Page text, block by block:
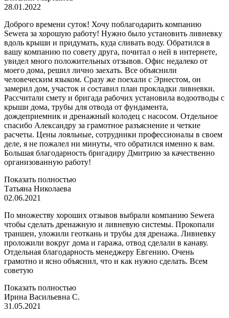
28.01.2022
Доброго времени суток! Хочу поблагодарить компанию
Sewera за хорошую работу! Нужно было установить ливневку
вдоль крыши и придумать, куда сливать воду. Обратился в
вашу компанию по совету друга, почитал о ней в интернете,
увидел много положительных отзывов. Офис недалеко от
моего дома, решил лично заехать. Все объяснили
человеческим языком. Сразу же поехали с Эрнестом, он
замерил дом, участок и составил план прокладки ливневки.
Рассчитали смету и бригада рабочих установила водоотводы с
крыши дома, трубы для отвода от фундамента,
дождеприемник и дренажный колодец с насосом. Отдельное
спасибо Александру за грамотное разъяснение и четкие
расчеты. Цены лояльные, сотрудники профессионалы в своем
деле, я не пожалел ни минуты, что обратился именно к вам.
Большая благодарность бригадиру Дмитрию за качественно
организованную работу!
Показать полностью
Татьяна Николаева
02.06.2021
По множеству хороших отзывов выбрали компанию Sewera
чтобы сделать дренажную и ливневую системы. Прокопали
траншеи, уложили геоткань и трубы для дренажа. Ливневку
проложили вокруг дома и гаража, отвод сделали в канаву.
Отдельная благодарность менеджеру Евгению. Очень
грамотно и ясно объяснил, что и как нужно сделать. Всем
советую
Показать полностью
Ирина Васильевна С.
31.05.2021